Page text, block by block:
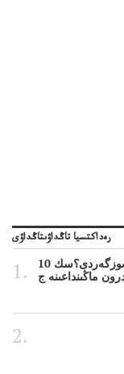
رەداكتسيا تاڭداۋىتاڭداۋى
10 كۇندە نە وزنەردىوزگەردى؟سك